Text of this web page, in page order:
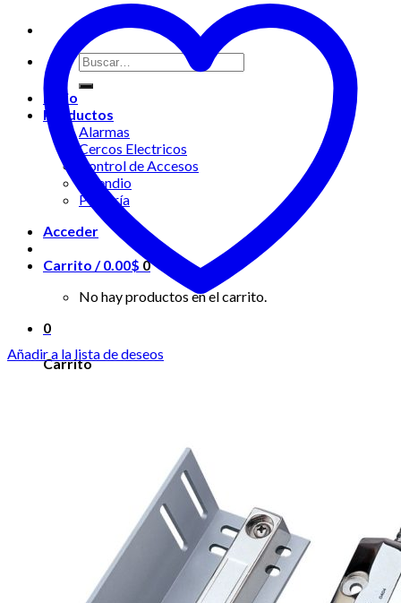
Buscar
por:
Inicio
Productos
Alarmas
Cercos Electricos
Control de Accesos
Incendio
Portería
Acceder
Carrito /0.00$ 0
No hay productos en el carrito.
0
Carrito
Añadir a la lista de deseos